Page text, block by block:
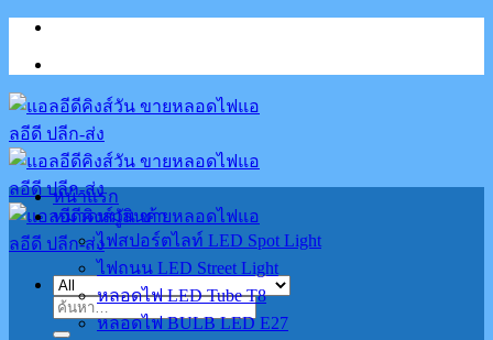
Skip
content
ค้นหา:
หน้าแรก
หมวดหมู่สินค้า
ไฟสปอร์ตไลท์ LED Spot Light
ไฟถนน LED Street Light
หลอดไฟ LED Tube T8
หลอดไฟ BULB LED E27